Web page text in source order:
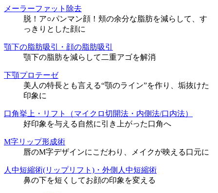
メーラーファット除去
脱！ア○パンマン顔！頬の余分な脂肪を減らして、す
っきりとした顔に
顎下の脂肪吸引・顔の脂肪吸引
顎下の脂肪を減らして二重アゴを解消
下顎プロテーゼ
美人の特長とも言える“顎のライン”を作り、垢抜けた
印象に
口角挙上・リフト（マイクロ切開法・内側法/口内法）
好印象を与える自然に引き上がった口角へ
M字リップ形成術
唇のM字デザインにこだわり、メイクが映える口元に
人中短縮術(リップリフト)・外側人中短縮術
鼻の下を短くしてお顔の印象を変える